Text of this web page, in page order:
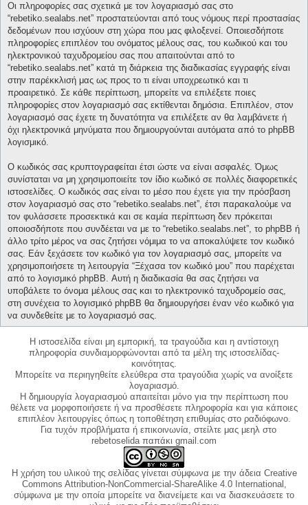
Οι πληροφορίες σας σχετικά με τον λογαριασμό σας στο
“rebetiko.sealabs.net” προστατεύονται από τους νόμους περί προστασίας
δεδομένων που ισχύουν στη χώρα που μας φιλοξενεί. Οποιεσδήποτε
πληροφορίες επιπλέον του ονόματος μέλους σας, του κωδικού και του
ηλεκτρονικού ταχυδρομείου σας που απαιτούνται από το
“rebetiko.sealabs.net” κατά τη διάρκεια της διαδικασίας εγγραφής είναι
στην παρέκκλισή μας ως προς το τι είναι υποχρεωτικό και τι
προαιρετικό. Σε κάθε περίπτωση, μπορείτε να επιλέξετε ποιες
πληροφορίες στον λογαριασμό σας εκτίθενται δημόσια. Επιπλέον, στον
λογαριασμό σας έχετε τη δυνατότητα να επιλέξετε αν θα λαμβάνετε ή
όχι ηλεκτρονικά μηνύματα που δημιουργούνται αυτόματα από το phpBB
λογισμικό.
Ο κωδικός σας κρυπτογραφείται έτσι ώστε να είναι ασφαλές. Όμως
συνίσταται να μη χρησιμοποιείτε τον ίδιο κωδικό σε πολλές διαφορετικές
ιστοσελίδες. Ο κωδικός σας είναι το μέσο που έχετε για την πρόσβαση
στον λογαριασμό σας στο “rebetiko.sealabs.net”, έτσι παρακαλούμε να
τον φυλάσσετε προσεκτικά και σε καμία περίπτωση δεν πρόκειται
οποιοσδήποτε που συνδέεται να με το “rebetiko.sealabs.net”, το phpBB ή
άλλο τρίτο μέρος να σας ζητήσει νόμιμα το να αποκαλύψετε τον κωδικό
σας. Εάν ξεχάσετε τον κωδικό για τον λογαριασμό σας, μπορείτε να
χρησιμοποιήσετε τη λειτουργία “Ξέχασα τον κωδικό μου” που παρέχεται
από το λογισμικό phpBB. Αυτή η διαδικασία θα σας ζητήσει να
υποβάλετε το όνομα μέλους σας και το ηλεκτρονικό ταχυδρομείο σας,
στη συνέχεια το λογισμικό phpBB θα δημιουργήσει έναν νέο κωδικό για
να συνδεθείτε με το λογαριασμό σας.
Η ιστοσελίδα είναι μη εμπορική, τα τραγούδια και η αντίστοιχη
πληροφορία συνδιαμορφώνονται από τα μέλη της ιστοσελίδας-
κοινότητας.
Μπορείτε να περιηγηθείτε ελεύθερα στα τραγούδια χωρίς να ανοίξετε
λογαριασμό.
Η δημιουργία λογαριασμού απαιτείται μόνο για την περίπτωση που
θέλετε να μορφοποιήσετε ή να προσθέσετε πληροφορία και για κάποιες
επιπλέον λειτουργίες όπως η τοποθέτηση επιθυμίας στο ραδιόφωνο.
Για τυχόν προβλήματα ή επικοινωνία, στείλτε μας μεηλ στο
rebetoselida παπάκι gmail.com
Η χρήση του υλικού της σελίδας γίνεται σύμφωνα με την άδεια Creative
Commons Attribution-NonCommercial-ShareAlike 4.0 International,
σύμφωνα με την οποία μπορείτε να διανείμετε και να διασκευάσετε το